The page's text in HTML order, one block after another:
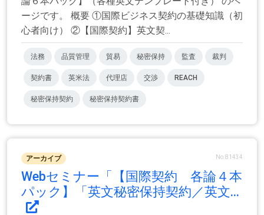
ージです。 概要 ①国際ビジネス契約の基礎知識（初
心者向け） ②【国際契約】英文契...
法務 品質管理 貿易 秘密保持 監査 裁判
契約書 英米法 代理店 交渉 REACH
秘密保持契約 秘密保持契約書
アーカイブ No.81434
Webセミナー「【国際契約 各論４本
パック】「英文秘密保持契約／英文...